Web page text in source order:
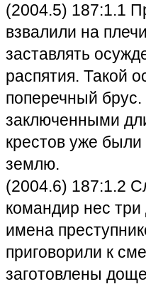
(2004.5) 187:1.1
взвалили на
заставлять
распятия. Такой
поперечный
заключенными
крестов уже
землю.
(2004.6) 187:1.2
командир нес
имена
приговорили к
заготовлены